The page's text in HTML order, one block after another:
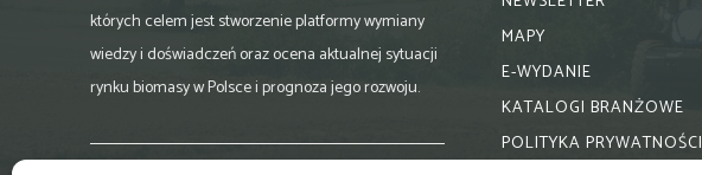
których celem jest stworzenie platformy wymiany
wiedzy i doświadczeń oraz ocena aktualnej sytuacji
rynku biomasy w Polsce i prognoza jego rozwoju.
MAPY
E-WYDANIE
KATALOGI BRANŻOWE
POLITYKA PRYWATNOŚCI